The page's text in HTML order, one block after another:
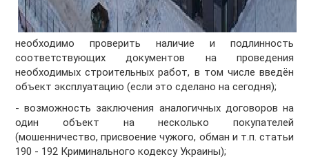
необходимо проверить наличие и подлинность
соответствующих документов на проведения
необходимых строительных работ, в том числе введён
объект эксплуатацию (если это сделано на сегодня);
- возможность заключения аналогичных договоров на
один объект на несколько покупателей
(мошенничество, присвоение чужого, обман и т.п. статьи
190 - 192 Криминального кодексу Украины);